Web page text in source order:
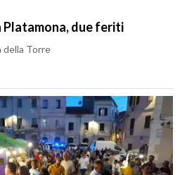
due feriti
della Torre